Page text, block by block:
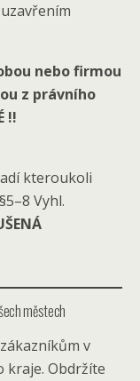
nebo firmou
z právního
!!
kteroukoli
Vyhl.
městech
v
kraje. Obdržíte